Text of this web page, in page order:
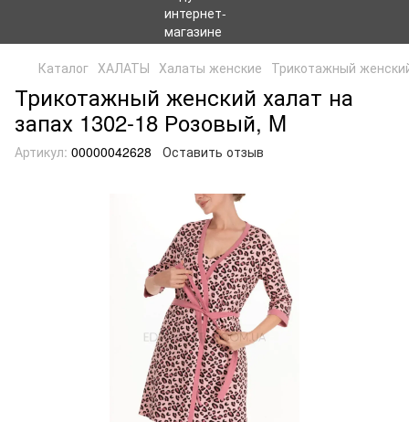
Каталог ХАЛАТЫ Халаты женские Трикотажный
Трикотажный женский халат на
запах 1302-18 Розовый, M
Артикул: 00000042628 Оставить отзыв